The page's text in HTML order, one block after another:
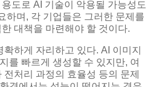
도로 AI 기술이 악용될 가능성도
하며, 각 기업들은 그러한 문제를
대책을 마련해야 할 것이다.
하게 자리하고 있다. AI 이미지
를 빠르게 생성할 수 있지만, 여
처리 과정의 효율성 등의 문제